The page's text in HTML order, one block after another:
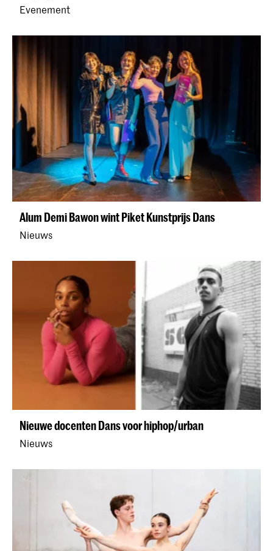
Evenement
Alum Demi Bawon wint Piket Kunstprijs Dans
Nieuws
Nieuwe docenten Dans voor hiphop/urban
Nieuws